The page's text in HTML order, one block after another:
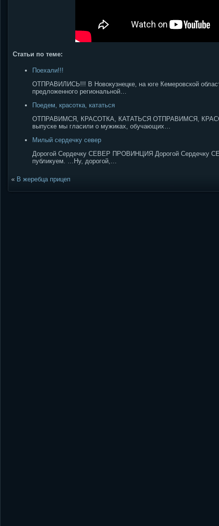
Статьи по теме:
Поехали!!!
ОТПРАВИЛИСЬ!!! В Новокузнецке, на юге Кемеровской
предложенного региональной…
Поедем, красотка, кататься
ОТПРАВИМСЯ, КРАСОТКА, КАТАТЬСЯ ОТПРАВИМСЯ,
выпуске мы гласили о мужиках, обучающих…
Милый сердечку север
Дорогой Сердечку СЕВЕР ПРОВИНЦИЯ Дорогой Сердечку
публикуем. …Ну, дорогой,…
« В жеребца прицеп